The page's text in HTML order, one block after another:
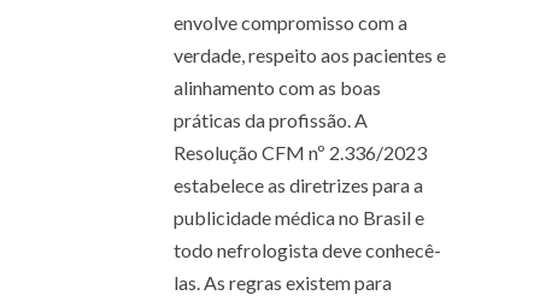
envolve compromisso com a
verdade, respeito aos pacientes e
alinhamento com as boas
práticas da profissão. A
Resolução CFM nº 2.336/2023
estabelece as diretrizes para a
publicidade médica no Brasil e
todo nefrologista deve conhecê-
las. As regras existem para